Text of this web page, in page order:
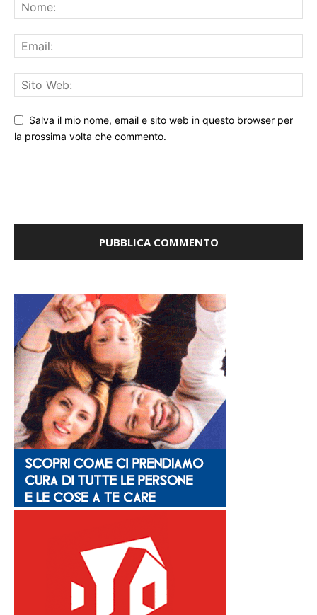
Salva il mio nome, email e sito web in questo browser per
la prossima volta che commento.